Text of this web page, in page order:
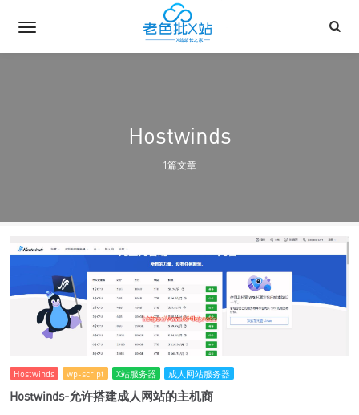
Hostwinds
1篇文章
Hostwinds wp-script X站服务器 成人网站服务器
Hostwinds-允许搭建成人网站的主机商